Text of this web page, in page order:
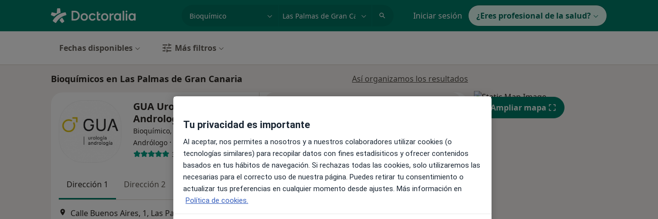
especialidad, enfermedad o nombre Iniciar sesión ¿Eres profesional de la salud?
Fechas disponibles Más filtros
Bioquímicos en Las Palmas de Gran Canaria Así organizamos los resultados
GUA Urología y
Andrología
Bioquímico, Analista clínico,
Andrólogo · Ver más
32 opiniones
Dirección 1 Dirección 2
Ampliar mapa
Tu privacidad es importante
Al aceptar, nos permites a nosotros y a nuestros colaboradores utilizar cookies (o
tecnologías similares) para recopilar datos con fines estadísiticos y ofrecer contenidos
basados en tus hábitos de navegación. Si rechazas todas las cookies, solo utilizaremos las
necesarias para el correcto uso de nuestra página. Puedes retirar tu consentimiento o
actualizar tus preferencias en cualquier momento desde ajustes. Más información en
Política de cookies.